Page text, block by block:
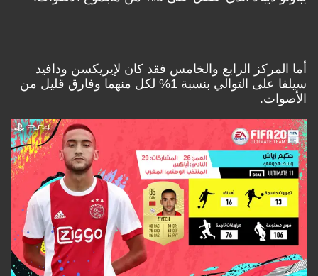
أما المركز الرابع والخامس فقد كان لإيريكسن ودافيد
سيلفا على التوالي بنسبة 1% لكل منهما وفارق قليل من
الأصوات.